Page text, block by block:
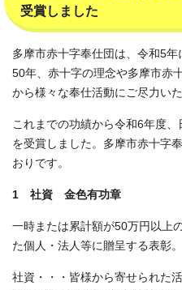
受賞しました
多摩市赤十字奉仕団は、令和5
50年、赤十字の理念や多摩市赤
から様々な奉仕活動にご尽力いた
これまでの功績から令和6年度
を受賞しました。多摩市赤十字
おりです。
1 社資 金色有功章
一時または累計額が50万円以上
た個人・法人等に贈呈する表彰。
社資・・・皆様から寄せられた